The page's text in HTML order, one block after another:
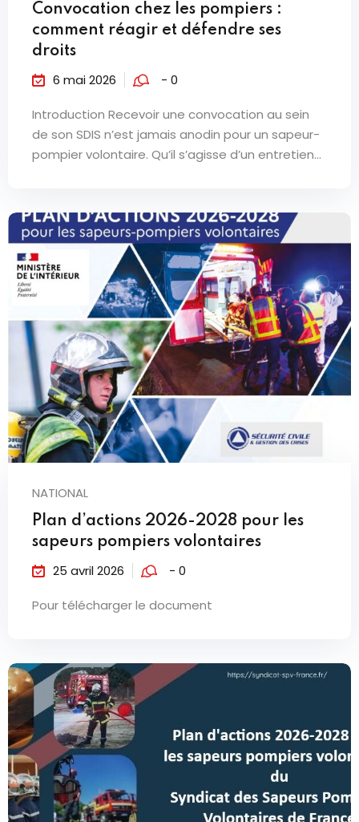
Convocation chez les pompiers :
comment réagir et défendre ses
droits
6 mai 2026 - 0
Introduction Recevoir une convocation au sein
de son SDIS n’est jamais anodin pour un sapeur-
pompier volontaire. Qu’il s’agisse d’un entretien...
NATIONAL
Plan d’actions 2026-2028 pour les
sapeurs pompiers volontaires
25 avril 2026 - 0
Pour télécharger le document